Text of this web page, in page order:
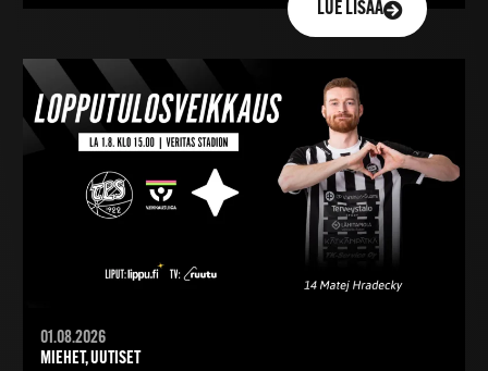
LUE LISÄÄ
01.08.2026
MIEHET, UUTISET